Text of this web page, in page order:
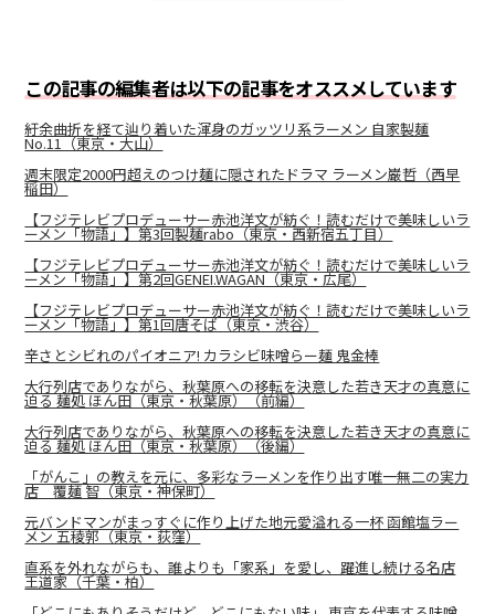
この記事の編集者は以下の記事をオススメしています
紆余曲折を経て辿り着いた渾身のガッツリ系ラーメン 自家製麺
No.11（東京・大山）
週末限定2000円超えのつけ麺に隠されたドラマ ラーメン巌哲（西早
稲田）
【フジテレビプロデューサー赤池洋文が紡ぐ！読むだけで美味しいラ
ーメン「物語」】第3回製麺rabo（東京・西新宿五丁目）
【フジテレビプロデューサー赤池洋文が紡ぐ！読むだけで美味しいラ
ーメン「物語」】第2回GENEI.WAGAN（東京・広尾）
【フジテレビプロデューサー赤池洋文が紡ぐ！読むだけで美味しいラ
ーメン「物語」】第1回唐そば（東京・渋谷）
辛さとシビれのパイオニア! カラシビ味噌らー麺 鬼金棒
大行列店でありながら、秋葉原への移転を決意した若き天才の真意に
迫る 麺処 ほん田（東京・秋葉原）（前編）
大行列店でありながら、秋葉原への移転を決意した若き天才の真意に
迫る 麺処 ほん田（東京・秋葉原）（後編）
「がんこ」の教えを元に、多彩なラーメンを作り出す唯一無二の実⼒
店 覆麺 智（東京・神保町）
元バンドマンがまっすぐに作り上げた地元愛溢れる一杯 函館塩ラー
メン 五稜郭（東京・荻窪）
直系を外れながらも、誰よりも「家系」を愛し、躍進し続ける名店
王道家（千葉・柏）